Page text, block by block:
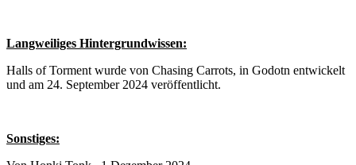
Langweiliges Hintergrundwissen:
Halls of Torment wurde von Chasing Carrots, in Godotn entwickelt
und am 24. September 2024 veröffentlicht.
Sonstiges: